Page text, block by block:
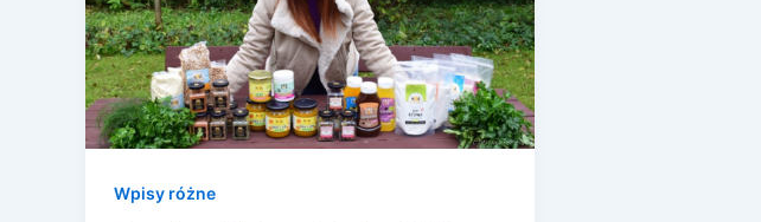
Wpisy różne